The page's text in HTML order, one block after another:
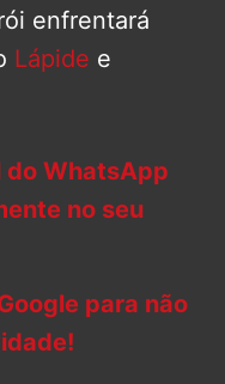
enfrentará
Lápide e
do WhatsApp
no seu
para não